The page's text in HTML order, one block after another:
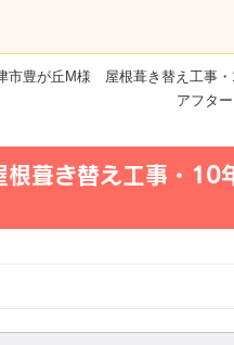
市豊が丘M様 屋根葺き替え工事
アフタ
根葺き替え工事・10